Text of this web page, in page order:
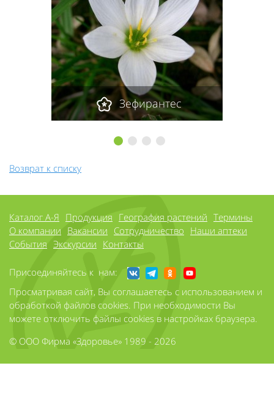
Зефирантес
Возврат к списку
Каталог А-Я Продукция География растений Термины
О компании Вакансии Сотрудничество Наши аптеки
События Экскурсии Контакты
Присоединяйтесь к нам:
Просматривая сайт, Вы соглашаетесь с использованием и
обработкой файлов cookies. При необходимости Вы
можете отключить файлы cookies в настройках браузера.
© ООО Фирма «Здоровье» 1989 - 2026